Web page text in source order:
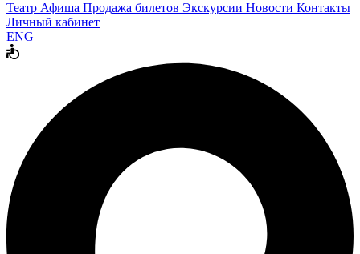
Театр Афиша Продажа билетов Экскурсии Новости Контакты
Личный кабинет
ENG